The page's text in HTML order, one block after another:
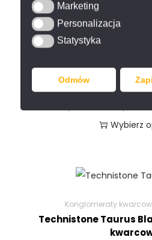
MarketingMarketing
Personalizacja
Personalizacja
StatystykaStatystyka
Odmów
Technistone Taj Mahal
kwarcowy kremowy
Wybierz
Konglomeraty
Technistone Taurus